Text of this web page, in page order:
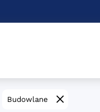
Budowlane